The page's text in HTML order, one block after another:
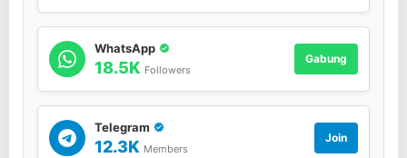
WhatsApp
18.5K Followers
Gabung
Telegram
12.3K Members
Join